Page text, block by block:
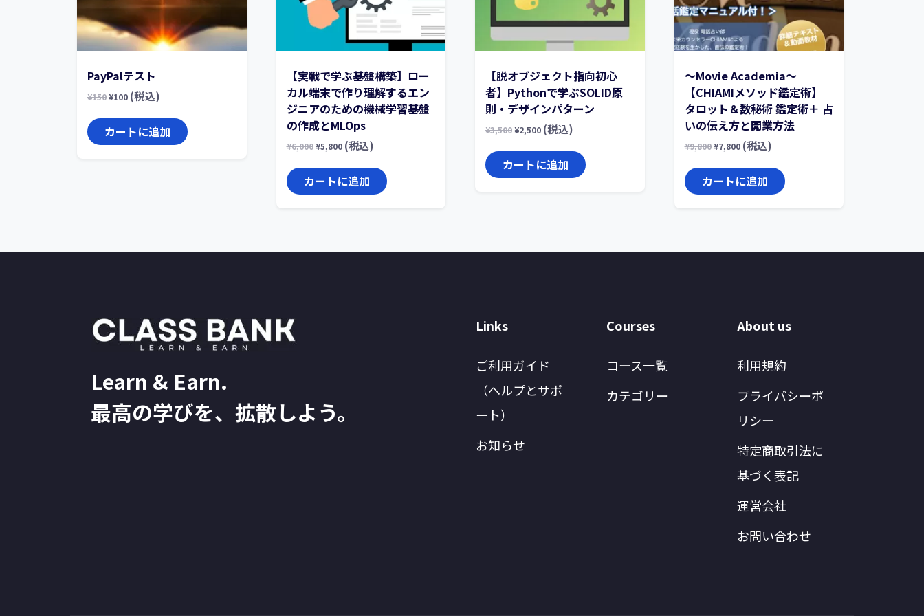
PayPalテスト
¥150¥100 (税込)
カートに追加
【実戦で学ぶ基盤構築】ロー
カル端末で作り理解するエン
ジニアのための機械学習基盤
の作成とMLOps
¥6,000 ¥5,800 (税込)
カートに追加
【脱オブジェクト指向初心
者】Pythonで学ぶSOLID原
則・デザインパターン
¥3,500¥2,500 (税込)
カートに追加
〜Movie Academia〜
【CHIAMIメソッド鑑定術】
タロット＆数秘術 鑑定術＋ 占
いの伝え方と開業方法
¥9,800 ¥7,800 (税込)
カートに追加
Learn & Earn.
最高の学びを、拡散しよう。
Links
ご利用ガイド
（ヘルプとサポ
ート）
お知らせ
Courses
コース一覧
カテゴリー
About us
利用規約
プライバシーポ
リシー
特定商取引法に
基づく表記
運営会社
お問い合わせ